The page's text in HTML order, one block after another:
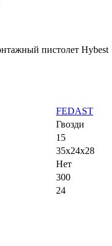
пистолет Hybest
FEDAST
Гвозди
15
35x24x28
Нет
300
24